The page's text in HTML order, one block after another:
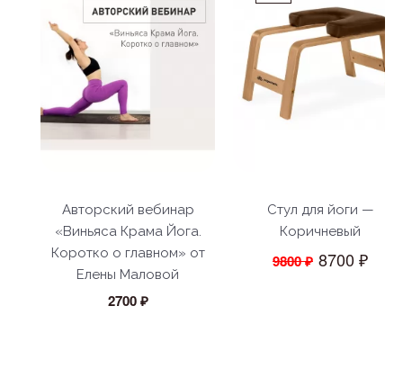
Авторский вебинар
«Виньяса Крама Йога.
Коротко о главном» от
Елены Маловой
2700 ₽
Стул для йоги —
Коричневый
9800 ₽ 8700 ₽